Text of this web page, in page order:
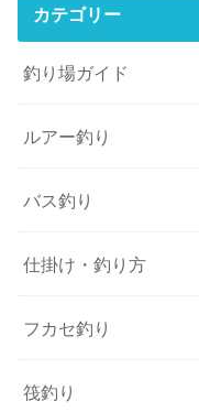
カテゴリー
釣り場ガイド
ルアー釣り
バス釣り
仕掛け・釣り方
フカセ釣り
筏釣り